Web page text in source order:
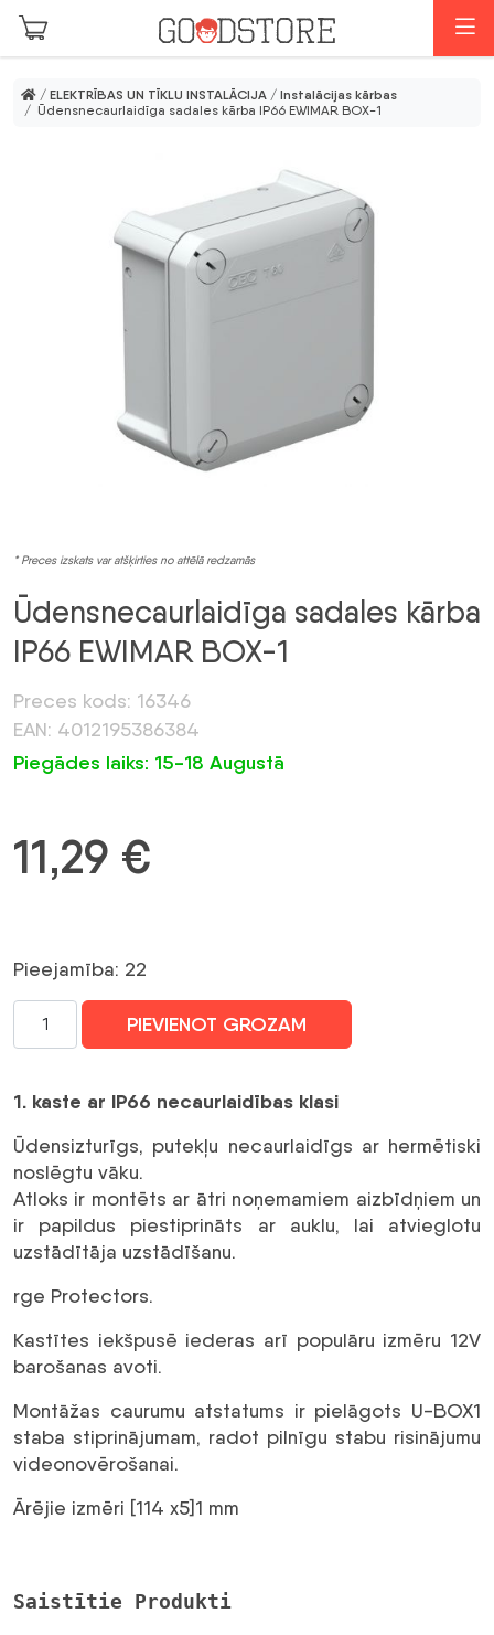
Skip to main content
/ ELEKTRĪBAS UN TĪKLU INSTALĀCIJA / Instalācijas kārbas
/ Ūdensnecaurlaidīga sadales kārba IP66 EWIMAR BOX-1
* Preces izskats var atšķirties no attēlā redzamās
Ūdensnecaurlaidīga sadales kārba
IP66 EWIMAR BOX-1
Preces kods: 16346
EAN: 4012195386384
Piegādes laiks: 15-18 Augustā
11,29 €
Pieejamība: 22
Ūdensnecaurlaidīga
sadales
IP66
BOX-
1
daudzums
PIEVIENOT GROZAM
1. kaste ar IP66 necaurlaidības klasi
Ūdensizturīgs, putekļu necaurlaidīgs ar hermētiski
noslēgtu vāku.
Atloks ir montēts ar ātri noņemamiem aizbīdņiem un
ir papildus piestiprināts ar auklu, lai atvieglotu
uzstādītāja uzstādīšanu.
rge Protectors.
Kastītes iekšpusē iederas arī populāru izmēru 12V
barošanas avoti.
Montāžas caurumu atstatums ir pielāgots U-BOX1
staba stiprinājumam, radot pilnīgu stabu risinājumu
videonovērošanai.
Ārējie izmēri [114 x5]1 mm
Saistītie Produkti